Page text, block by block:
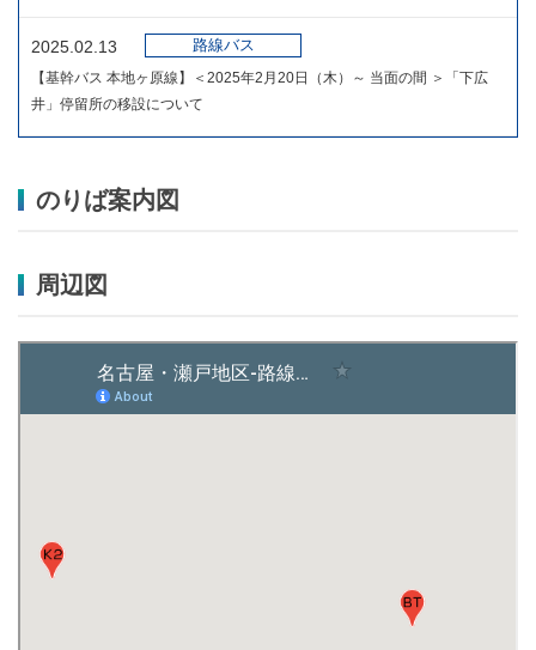
2025.02.13 路線バス
【基幹バス 本地ヶ原線】＜2025年2月20日（木）～ 当面の間 ＞「下広
井」停留所の移設について
のりば案内図
周辺図